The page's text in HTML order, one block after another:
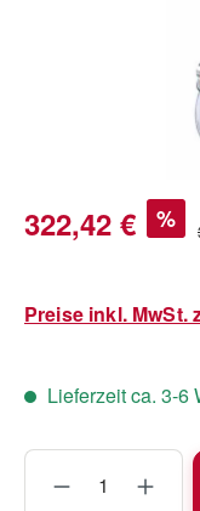
Verkaufspreis:
322,42 € %
Preise inkl. MwSt.
Lieferzeit ca. 3-6
Produkt